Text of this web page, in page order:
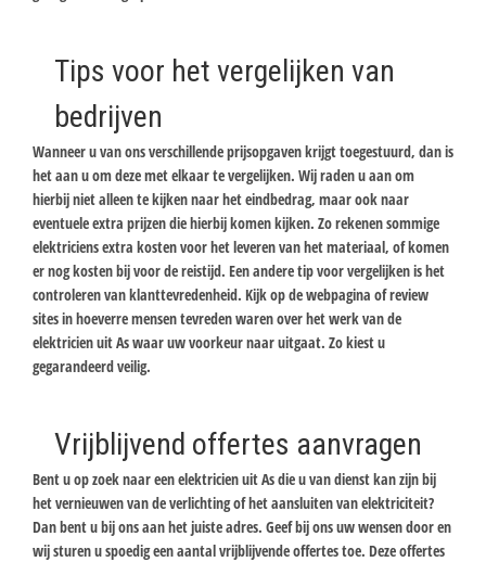
Tips voor het vergelijken van
bedrijven
Wanneer u van ons verschillende prijsopgaven krijgt toegestuurd, dan is
het aan u om deze met elkaar te vergelijken. Wij raden u aan om
hierbij niet alleen te kijken naar het eindbedrag, maar ook naar
eventuele extra prijzen die hierbij komen kijken. Zo rekenen sommige
elektriciens extra kosten voor het leveren van het materiaal, of komen
er nog kosten bij voor de reistijd. Een andere tip voor vergelijken is het
controleren van klanttevredenheid. Kijk op de webpagina of review
sites in hoeverre mensen tevreden waren over het werk van de
elektricien uit As waar uw voorkeur naar uitgaat. Zo kiest u
gegarandeerd veilig.
Vrijblijvend offertes aanvragen
Bent u op zoek naar een elektricien uit As die u van dienst kan zijn bij
het vernieuwen van de verlichting of het aansluiten van elektriciteit?
Dan bent u bij ons aan het juiste adres. Geef bij ons uw wensen door en
wij sturen u spoedig een aantal vrijblijvende offertes toe. Deze offertes